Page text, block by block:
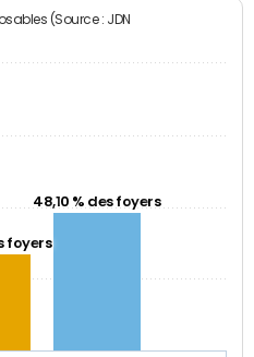
(Source : JDN
foyers
48,10 % des foyers